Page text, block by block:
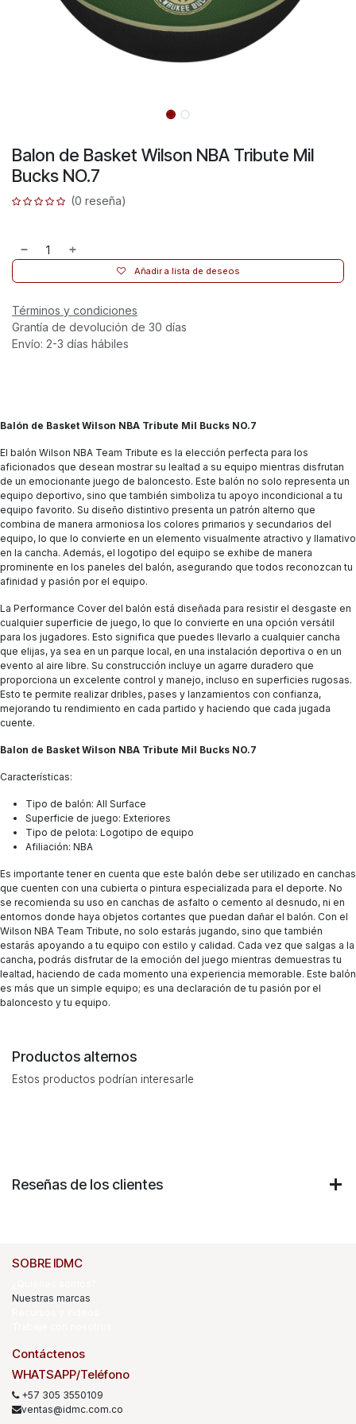
Balon de Basket Wilson NBA Tribute Mil
Bucks NO.7
(0 reseña)
Añadir a lista de deseos
Términos y condiciones
Grantía de devolución de 30 días
Envío: 2-3 días hábiles
Balón de Basket Wilson NBA Tribute Mil Bucks NO.7
El balón Wilson NBA Team Tribute es la elección perfecta para los
aficionados que desean mostrar su lealtad a su equipo mientras disfrutan
de un emocionante juego de baloncesto. Este balón no solo representa un
equipo deportivo, sino que también simboliza tu apoyo incondicional a tu
equipo favorito. Su diseño distintivo presenta un patrón alterno que
combina de manera armoniosa los colores primarios y secundarios del
equipo, lo que lo convierte en un elemento visualmente atractivo y llamativo
en la cancha. Además, el logotipo del equipo se exhibe de manera
prominente en los paneles del balón, asegurando que todos reconozcan tu
afinidad y pasión por el equipo.
La Performance Cover del balón está diseñada para resistir el desgaste en
cualquier superficie de juego, lo que lo convierte en una opción versátil
para los jugadores. Esto significa que puedes llevarlo a cualquier cancha
que elijas, ya sea en un parque local, en una instalación deportiva o en un
evento al aire libre. Su construcción incluye un agarre duradero que
proporciona un excelente control y manejo, incluso en superficies rugosas.
Esto te permite realizar dribles, pases y lanzamientos con confianza,
mejorando tu rendimiento en cada partido y haciendo que cada jugada
cuente.
Balon de Basket Wilson NBA Tribute Mil Bucks NO.7
Características:
Tipo de balón: All Surface
Superficie de juego: Exteriores
Tipo de pelota: Logotipo de equipo
Afiliación: NBA
Es importante tener en cuenta que este balón debe ser utilizado en canchas
que cuenten con una cubierta o pintura especializada para el deporte. No
se recomienda su uso en canchas de asfalto o cemento al desnudo, ni en
entornos donde haya objetos cortantes que puedan dañar el balón. Con el
Wilson NBA Team Tribute, no solo estarás jugando, sino que también
estarás apoyando a tu equipo con estilo y calidad. Cada vez que salgas a la
cancha, podrás disfrutar de la emoción del juego mientras demuestras tu
lealtad, haciendo de cada momento una experiencia memorable. Este balón
es más que un simple equipo; es una declaración de tu pasión por el
baloncesto y tu equipo.
Productos alternos
Estos productos podrían interesarle
Reseñas de los clientes
SOBRE IDMC
Nuestras marcas
Contáctenos
WHATSAPP/Teléfono
+57 305 3550109
ventas@idmc.com.co